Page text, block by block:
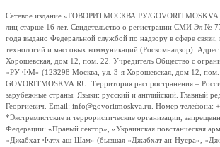
Сетевое издание «ГОВОРИТМОСКВА.РУ/
лиц старше 16 лет. Свидетельство о регистрации СМИ Эл №
года выдано Федеральной службой по надзору в сфере
технологий и массовых коммуникаций (Роскомнадзор).
Хорошевская, дом 12, пом. 22. Учредитель Общество с
«РУ ФМ» (123298 Москва, ул. 3-я Хорошевская, дом 12, пом.
GOVORITMOSKVA.RU. Территория распространения –
зарубежные страны. Языки: русский и английский. Главный
Георгиевич. Email: info@govoritmoskva.ru. Номер телефона:
*Экстремистские и террористические организации,
Федерации: «Правый сектор», «Украинская повстанческая
«Джабхат Фатх аш-Шам» (бывшая «Джабхат ан-Нусра»,